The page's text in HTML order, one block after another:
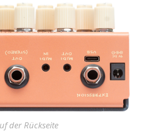
der Rückseite